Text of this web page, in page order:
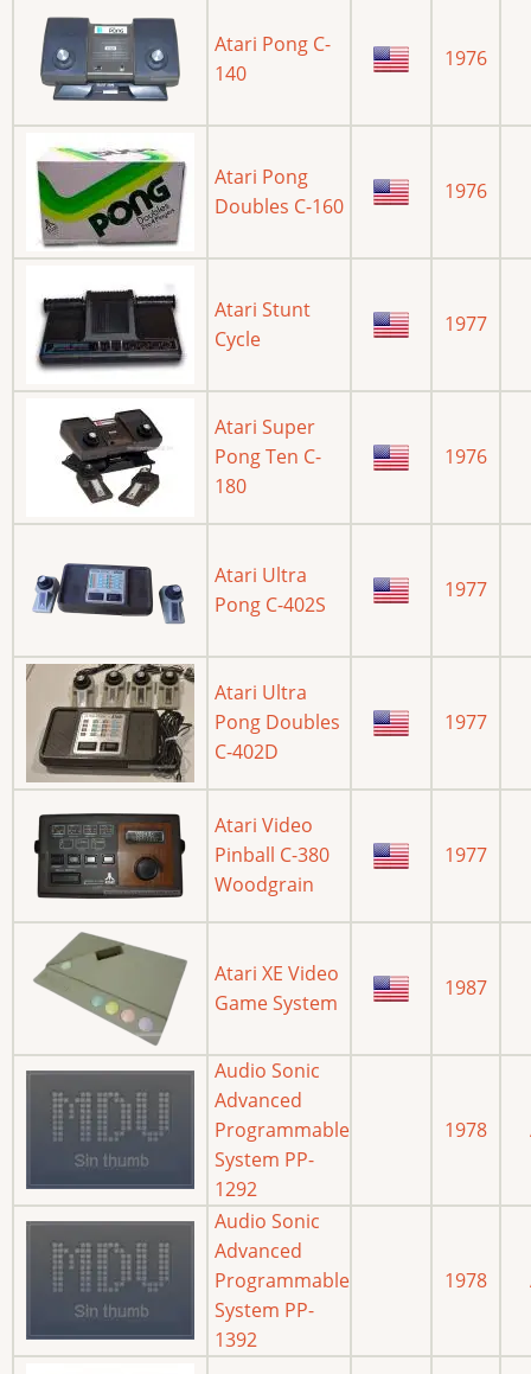
Atari Pong C-
140
1976
Atari Pong
Doubles C-160
1976
Atari Stunt
Cycle
1977
Atari Super
Pong Ten C-
180
1976
Atari Ultra
Pong C-402S
1977
Atari Ultra
Pong Doubles
C-402D
1977
Atari Video
Pinball C-380
Woodgrain
1977
Atari XE Video
Game System
1987
Audio Sonic
Advanced
Programmable
System PP-
1292
1978
Audio Sonic
Advanced
Programmable
System PP-
1392
1978